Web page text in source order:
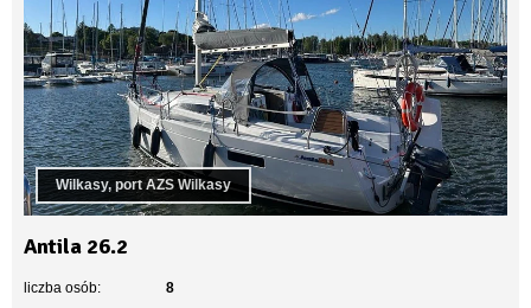
Wilkasy, port AZS Wilkasy
Antila 26.2
liczba osób:
8